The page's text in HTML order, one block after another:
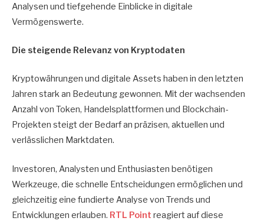
Analysen und tiefgehende Einblicke in digitale
Vermögenswerte.
Die steigende Relevanz von Kryptodaten
Kryptowährungen und digitale Assets haben in den letzten
Jahren stark an Bedeutung gewonnen. Mit der wachsenden
Anzahl von Token, Handelsplattformen und Blockchain-
Projekten steigt der Bedarf an präzisen, aktuellen und
verlässlichen Marktdaten.
Investoren, Analysten und Enthusiasten benötigen
Werkzeuge, die schnelle Entscheidungen ermöglichen und
gleichzeitig eine fundierte Analyse von Trends und
Entwicklungen erlauben. RTL Point reagiert auf diese